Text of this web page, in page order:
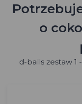
o
d-balls zestaw 1